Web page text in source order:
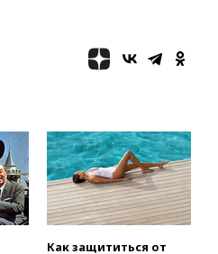
основополагающим
принципам ЕАЭС
попросили уволиться
08:51
Рубио попросил Лаврова
освободить бывшего
американского морпеха,
осужденного в России
атакован склад Wildberries
Как защититься от